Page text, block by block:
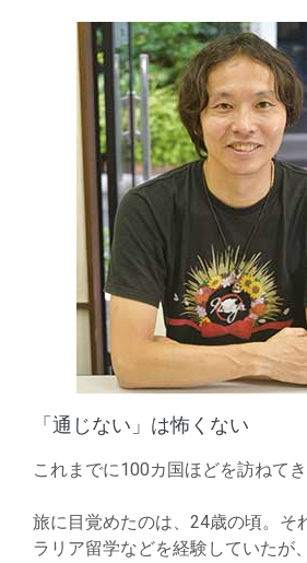
「通じない」は怖くない
これまでに100カ国ほどを訪ねてき
旅に目覚めたのは、24歳の頃。そ
ラリア留学などを経験していたが